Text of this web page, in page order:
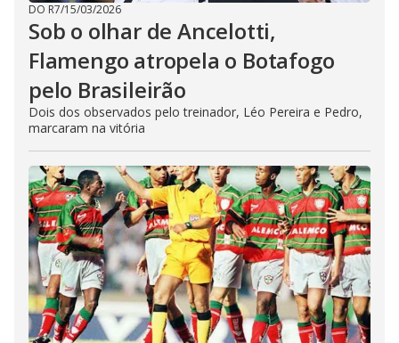
DO R7/15/03/2026
Sob o olhar de Ancelotti,
Flamengo atropela o Botafogo
pelo Brasileirão
Dois dos observados pelo treinador, Léo Pereira e Pedro,
marcaram na vitória